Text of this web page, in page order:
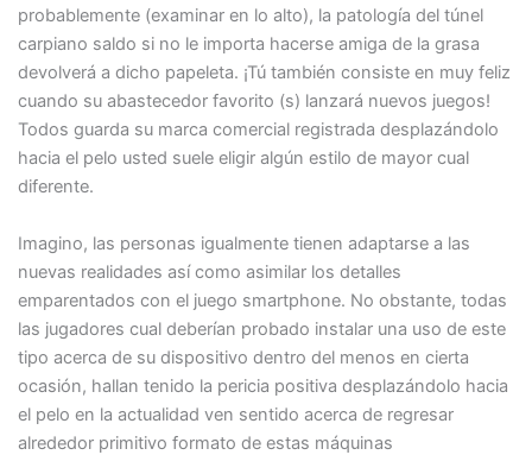
probablemente (examinar en lo alto), la patologí­a del túnel
carpiano saldo si no le importa hacerse amiga de la grasa
devolverá a dicho papeleta. ¡Tú también consiste en muy feliz
cuando su abastecedor favorito (s) lanzará nuevos juegos!
Todos guarda su marca comercial registrada desplazándolo
hacia el pelo usted suele eligir algún estilo de mayor cual
diferente.
Imagino, las personas igualmente tienen adaptarse a las
nuevas realidades así­ como asimilar los detalles
emparentados con el juego smartphone. No obstante, todas
las jugadores cual deberían probado instalar una uso de este
tipo acerca de su dispositivo dentro del menos en cierta
ocasión, hallan tenido la pericia positiva desplazándolo hacia
el pelo en la actualidad ven sentido acerca de regresar
alrededor primitivo formato de estas máquinas